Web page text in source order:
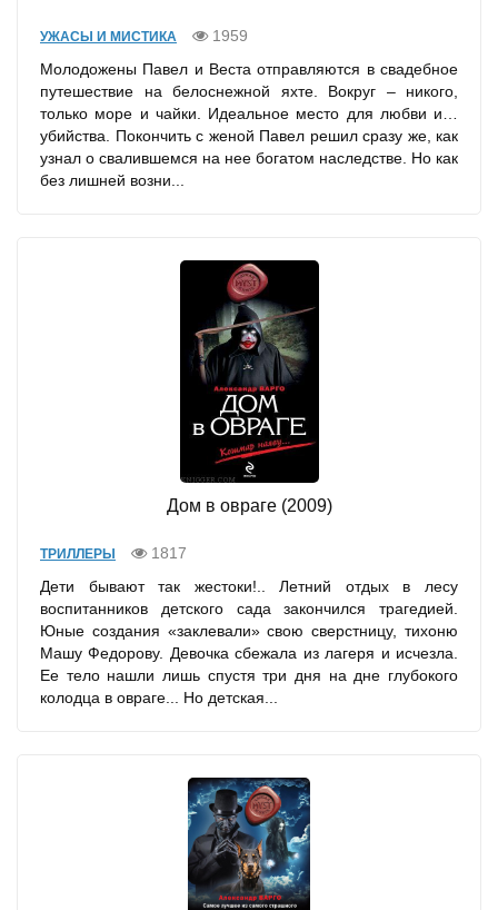
УЖАСЫ И МИСТИКА
1959
Молодожены Павел и Веста отправляются в свадебное
путешествие на белоснежной яхте. Вокруг – никого,
только море и чайки. Идеальное место для любви и…
убийства. Покончить с женой Павел решил сразу же, как
узнал о свалившемся на нее богатом наследстве. Но как
без лишней возни...
Дом в овраге (2009)
ТРИЛЛЕРЫ
1817
Дети бывают так жестоки!.. Летний отдых в лесу
воспитанников детского сада закончился трагедией.
Юные создания «заклевали» свою сверстницу, тихоню
Машу Федорову. Девочка сбежала из лагеря и исчезла.
Ее тело нашли лишь спустя три дня на дне глубокого
колодца в овраге... Но детская...